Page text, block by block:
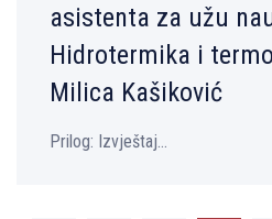
asistenta za užu
Hidrotermika i
Milica Kašiković
Prilog: Izvještaj...